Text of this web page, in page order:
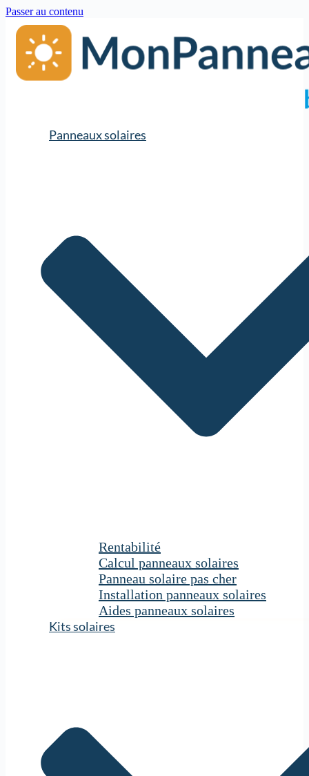
Passer au contenu
Panneaux solaires
Rentabilité
Calcul panneaux solaires
Panneau solaire pas cher
Installation panneaux solaires
Aides panneaux solaires
Kits solaires